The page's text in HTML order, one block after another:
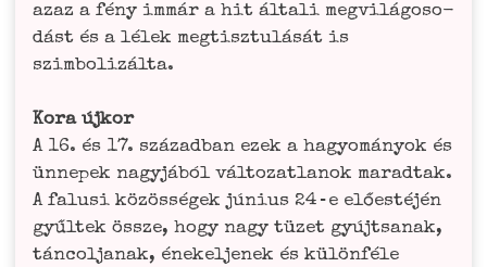
azaz a fény immár a hit álta­li meg­vilá­go­s­o­
dást és a lélek meg­tisz­tulá­sát is
szimbolizálta.
Kora újkor
A 16. és 17. száz­ad­ban ezek a hagyomá­n­yok és
ünnepek nagy­já­ból vál­to­zat­la­nok marad­tak.
A falu­si közös­ségek júni­us 24‑e előes­té­jén
gyűl­tek öss­ze, hogy nagy tüzet gyújtsa­nak,
tán­col­ja­nak, éne­kel­je­nek és külön­fé­le